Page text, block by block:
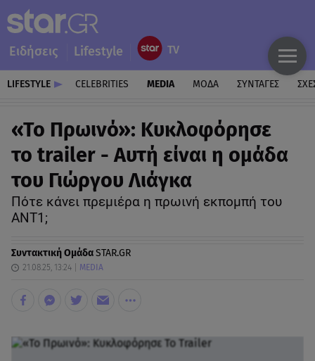
Ειδήσεις Lifestyle
LIFESTYLE CELEBRITIES MEDIA ΜΟΔΑ ΣΥΝΤΑΓΕΣ
«Το Πρωινό»: Κυκλοφόρησε
το trailer - Αυτή είναι η ομάδα
του Γιώργου Λιάγκα
Πότε κάνει πρεμιέρα η πρωινή εκπομπή του
ΑΝΤ1;
Συντακτική ΟμάδαSTAR.GR
21.08.25, 13:24 MEDIA